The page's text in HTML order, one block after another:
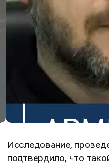
Исследование,
подтвердило, что